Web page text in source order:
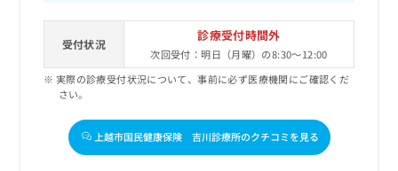
受付状況
診療受付時間外
次回受付：明日（月曜）の8:30～12:00
実際の診療受付状況について、事前に必ず医療機関にご確認くだ
さい。
上越市国民健康保険 吉川診療所のクチコミを見る